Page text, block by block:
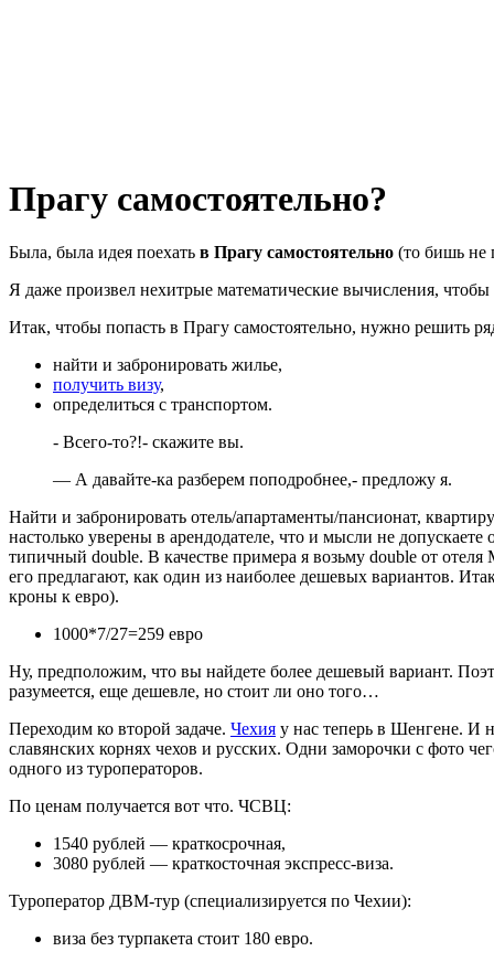
Прагу самостоятельно?
Была, была идея поехать в Прагу самостоятельно (то бишь не
Я даже произвел нехитрые математические вычисления, чтобы
Итак, чтобы попасть в Прагу самостоятельно, нужно решить
найти и забронировать жилье,
получить визу,
определиться с транспортом.
- Всего-то?!- скажите вы.
— А давайте-ка разберем поподробнее,- предложу я.
Найти и забронировать отель/апартаменты/пансионат,
настолько уверены в арендодателе, что и мысли не
типичный double. В качестве примера я возьму double от
его предлагают, как один из наиболее дешевых вариантов.
кроны к евро).
1000*7/27=259 евро
Ну, предположим, что вы найдете более дешевый вариант.
разумеется, еще дешевле, но стоит ли оно того…
Переходим ко второй задаче. Чехия у нас теперь в Шенгене. И
славянских корнях чехов и русских. Одни заморочки с фото
одного из туроператоров.
По ценам получается вот что. ЧСВЦ:
1540 рублей — краткосрочная,
3080 рублей — краткосточная экспресс-виза.
Туроператор ДВМ-тур (специализируется по Чехии):
виза без турпакета стоит 180 евро.